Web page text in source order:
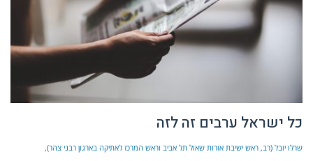
כל ישראל ערבים זה לזה
שרלו יובל (רב, ראש ישיבת אורות שאול תל אביב וראש המרכז לאתיקה בארגון רבני צהר)